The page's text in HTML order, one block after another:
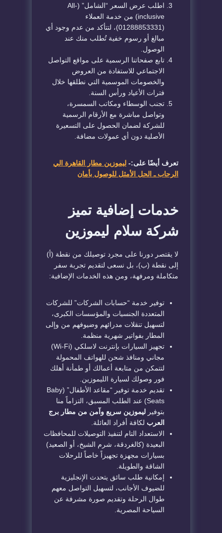
اطلب عرض السعر “الشامل” (All-
inclusive) من خدمة العملاء
(01288853331)، لتتأكد من عدم وجود أي
مبالغ أو رسوم خفية تُطلب منك عند
الوصول.
تابع صفحاتنا الرسمية على مواقع التواصل
الاجتماعي للاستفادة من العروض
والخصومات الموسمية التي نطلقها خلال
فترات الأعياد ورأس السنة.
تجنب الوسطاء ومكاتب السمسرة،
وتواصل مباشرة مع الأرقام الرسمية
للشركة لضمان الحصول على التسعيرة
الأصلية دون أي عمولات مضافة.
تعرف أيضًا على:- ليموزين مطار القاهرة الي
الرحاب ـ الحل الأمثل للوصول بأمان
خدمات إضافية تميز
شركة سلام ليموزين
لا يقتصر دورنا على مجرد توصيلك من نقطة (أ)
إلى نقطة (ب)، بل نسعى لتقديم تجربة سفر
متكاملة ومرفهة، ومن هذه الخدمات الإضافية:
توفير خدمة “حسابات الشركات” للشركات
المتعددة الجنسيات والمؤسسات الكبرى،
لتسهيل تنقلات مدرائهم وضيوفهم من وإلى
المطار بفواتير شهرية منظمة.
تجهيز السيارات بإنترنت لاسلكي (Wi-Fi)
مجاني ومنافذ شحن للهواتف المحمولة
لتتمكن من متابعة أعمالك أو طمأنة أهلك
فور وصولك لسيارة الليموزين.
تقديم خدمة توفير “مقاعد الأطفال” (Baby
Seats) عند الطلب المسبق، التزاماً منا
بتوفير ليموزين سريع وآمن من مطار برج
العرب لكافة أفراد العائلة.
الاستعداد التام لتنفيذ التوصيلات للمحافظات
البعيدة (كالغردقة، شرم الشيخ، أو الصعيد)
بسيارات مجهزة تجهيزاً خاصاً للرحلات
الشاقة والطويلة.
إمكانية طلب سائق يتحدث الإنجليزية
للضيوف الأجانب، لتسهيل التواصل معهم
طوال الرحلة وتقديم صورة مشرفة عن
السياحة المصرية.